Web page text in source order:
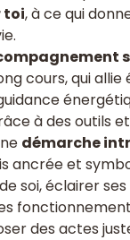
toi, à ce qui
cours, qui allie
à des outils
démarche
ancrée et
soi, éclairer
des actes